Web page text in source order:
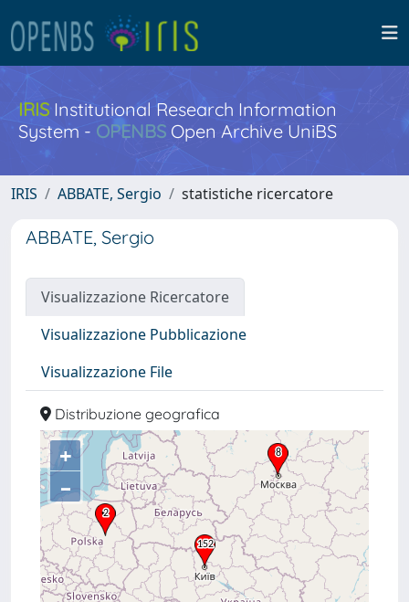
IRISInstitutional Research Information
System - OPENBS Open Archive UniBS
IRIS ABBATE, Sergio statistiche ricercatore
ABBATE, Sergio
Visualizzazione Ricercatore
Visualizzazione Pubblicazione
Visualizzazione File
Distribuzione geografica
+
–